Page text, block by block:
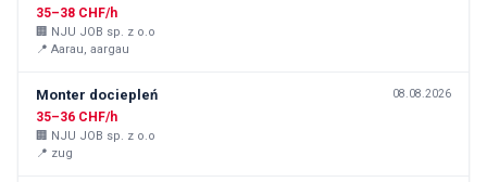
35–38 CHF/h
🏢 NJU JOB sp. z o.o
📍 Aarau, aargau
Monter dociepleń 08.08.2026
35–36 CHF/h
🏢 NJU JOB sp. z o.o
📍 zug